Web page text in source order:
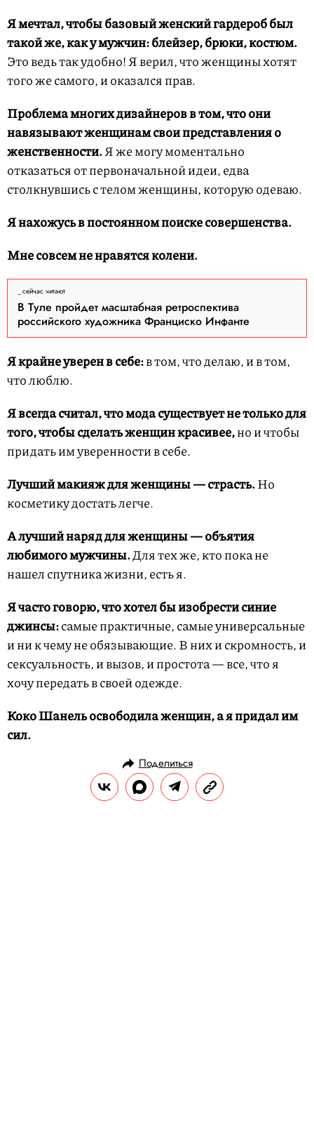
Я мечтал, чтобы базовый женский гардероб был
такой же, как у мужчин: блейзер, брюки, костюм.
Это ведь так удобно! Я верил, что женщины хотят
того же самого, и оказался прав.
Проблема многих дизайнеров в том, что они
навязывают женщинам свои представления о
женственности.Я же могу моментально
отказаться от первоначальной идеи, едва
столкнувшись с телом женщины, которую одеваю.
Я нахожусь в постоянном поиске совершенства.
Мне совсем не нравятся колени.
сейчас читают
В Туле пройдет масштабная ретроспектива
российского художника Франциско Инфанте
Я крайне уверен в себе:в том, что делаю, и в том,
что люблю.
Я всегда считал, что мода существует не только для
того, чтобы сделать женщин красивее,но и чтобы
придать им уверенности в себе.
Лучший макияж для женщины — страсть.Но
косметику достать легче.
А лучший наряд для женщины — объятия
любимого мужчины.Для тех же, кто пока не
нашел спутника жизни, есть я.
Я часто говорю, что хотел бы изобрести синие
джинсы:самые практичные, самые универсальные
и ни к чему не обязывающие. В них и скромность, и
сексуальность, и вызов, и простота — все, что я
хочу передать в своей одежде.
Коко Шанель освободила женщин, а я придал им
сил.
Поделиться